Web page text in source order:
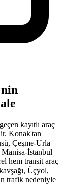
kayıtlı araç
Konak'tan
Çeşme-Urla
İstanbul
hem transit araç
Üçyol,
trafik nedeniyle